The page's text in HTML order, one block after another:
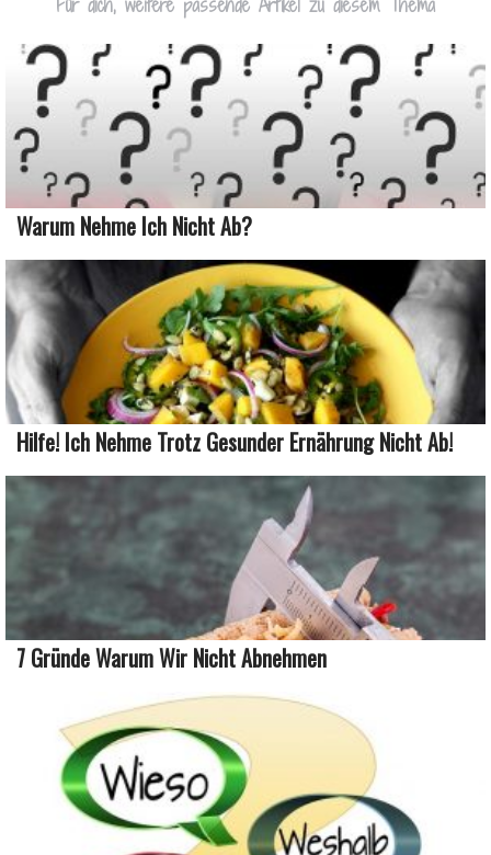
Warum Nehme Ich Nicht Ab?
Hilfe! Ich Nehme Trotz Gesunder Ernährung Nicht Ab!
7 Gründe Warum Wir Nicht Abnehmen